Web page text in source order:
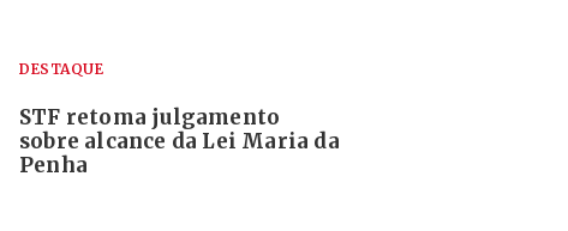
DESTAQUE
STF retoma julgamento
sobre alcance da Lei Maria da
Penha